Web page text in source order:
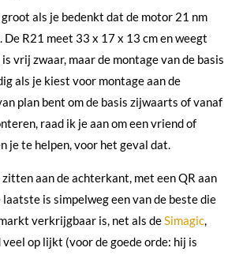
als je bedenkt dat de motor 21 nm
R21 meet 33 x 17 x 13 cm en weegt
vrij zwaar, maar de montage van de basis
als je kiest voor montage aan de
plan bent om de basis zijwaarts of vanaf
raad ik je aan om een vriend of
je te helpen, voor het geval dat.
aan de achterkant, met een QR aan
is simpelweg een van de beste die
verkrijgbaar is, net als deSimagic,
op lijkt (voor de goede orde: hij is